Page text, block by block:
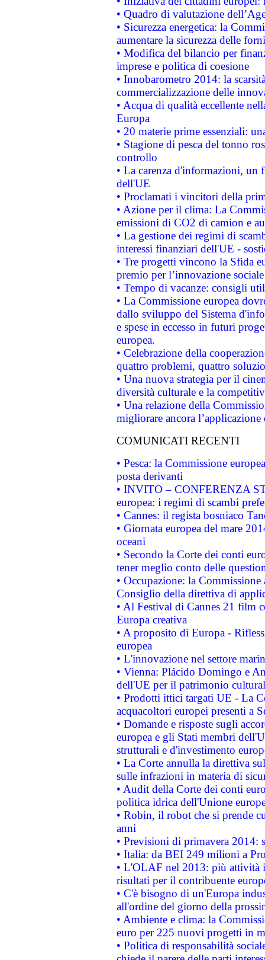
• Quadro di valutazione
• Sicurezza energetica: la
aumentare la sicurezza delle
• Modifica del bilancio per
imprese e politica di coesione
• Innobarometro 2014: la
commercializzazione delle
• Acqua di qualità eccellente
Europa
• 20 materie prime essenziali:
• Stagione di pesca del tonno
controllo
• La carenza d'informazioni, un
dell'UE
• Proclamati i vincitori della
• Azione per il clima: La
emissioni di CO2 di camion e
• La gestione dei regimi di
interessi finanziari dell'UE -
• Tre progetti vincono la Sfida
premio per l’innovazione sociale
• Tempo di vacanze: consigli
• La Commissione europea
dallo sviluppo del Sistema
e spese in eccesso in futuri
europea.
• Celebrazione della
quattro problemi, quattro
• Una nuova strategia per il
diversità culturale e la
• Una relazione della
migliorare ancora
COMUNICATI RECENTI
• Pesca: la Commissione
posta derivanti
• INVITO – CONFERENZA
europea: i regimi di scambi
• Cannes: il regista bosniaco
• Giornata europea del mare
oceani
• Secondo la Corte dei conti
tener meglio conto delle
• Occupazione: la
Consiglio della direttiva di
• Al Festival di Cannes 21 film
Europa creativa
• A proposito di Europa -
europea
• L'innovazione nel settore
• Vienna: Plácido Domingo e
dell'UE per il patrimonio
• Prodotti ittici targati UE - La
acquacoltori europei presenti a
• Domande e risposte sugli
europea e gli Stati membri
strutturali e d'investimento
• La Corte annulla la direttiva
sulle infrazioni in materia di
• Audit della Corte dei conti
politica idrica dell'Unione
• Robin, il robot che si prende
anni
• Previsioni di primavera 2014:
• Italia: da BEI 249 milioni a
• L'OLAF nel 2013: più attività
risultati per il contribuente
• C'è bisogno di un'Europa
all'ordine del giorno della
• Ambiente e clima: la
euro per 225 nuovi progetti in
• Politica di responsabilità